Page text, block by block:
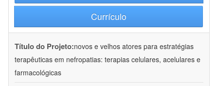
Currículo
Título do Projeto:novos e velhos atores para estratégias
terapêuticas em nefropatias: terapias celulares, acelulares e
farmacológicas